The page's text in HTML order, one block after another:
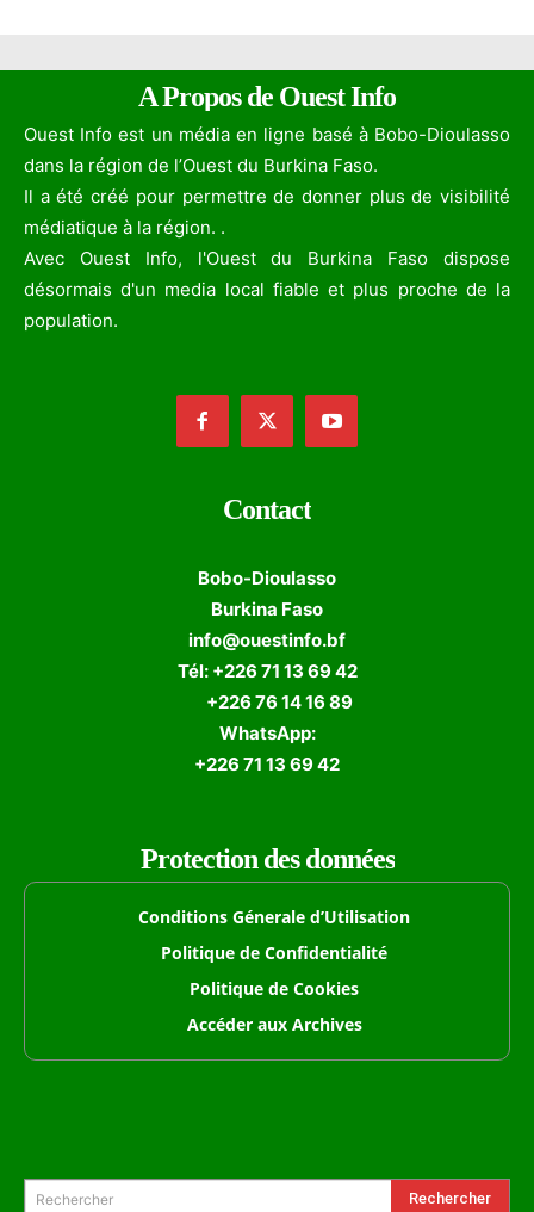
A Propos de Ouest Info
Ouest Info est un média en ligne basé à Bobo-Dioulasso
dans la région de l’Ouest du Burkina Faso.
Il a été créé pour permettre de donner plus de visibilité
médiatique à la région. .
Avec Ouest Info, l'Ouest du Burkina Faso dispose
désormais d'un media local fiable et plus proche de la
population.
Contact
Bobo-Dioulasso
Burkina Faso
info@ouestinfo.bf
Tél: +226 71 13 69 42
+226 76 14 16 89
WhatsApp:
+226 71 13 69 42
Protection des données
Conditions Génerale d’Utilisation
Politique de Confidentialité
Politique de Cookies
Accéder aux Archives
Rechercher Rechercher